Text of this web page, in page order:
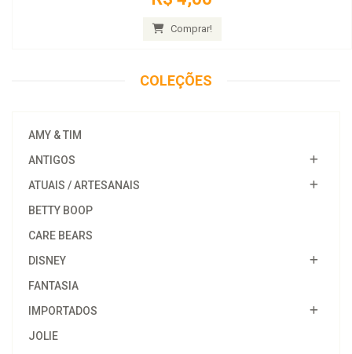
Comprar!
COLEÇÕES
AMY & TIM
ANTIGOS
ATUAIS / ARTESANAIS
BETTY BOOP
CARE BEARS
DISNEY
FANTASIA
IMPORTADOS
JOLIE